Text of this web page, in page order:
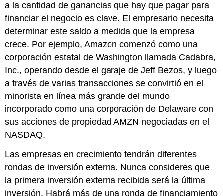
a la cantidad de ganancias que hay que pagar para
financiar el negocio es clave. El empresario necesita
determinar este saldo a medida que la empresa
crece. Por ejemplo, Amazon comenzó como una
corporación estatal de Washington llamada Cadabra,
Inc., operando desde el garaje de Jeff Bezos, y luego
a través de varias transacciones se convirtió en el
minorista en línea más grande del mundo
incorporado como una corporación de Delaware con
sus acciones de propiedad AMZN negociadas en el
NASDAQ.
Las empresas en crecimiento tendrán diferentes
rondas de inversión externa. Nunca consideres que
la primera inversión externa recibida será la última
inversión. Habrá más de una ronda de financiamiento